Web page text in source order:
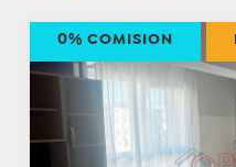
0% COMISION